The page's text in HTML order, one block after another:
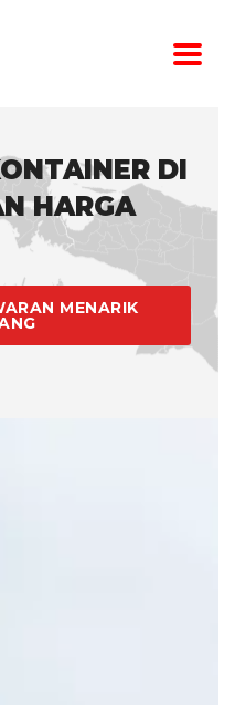
DI
HARGA
MENARIK